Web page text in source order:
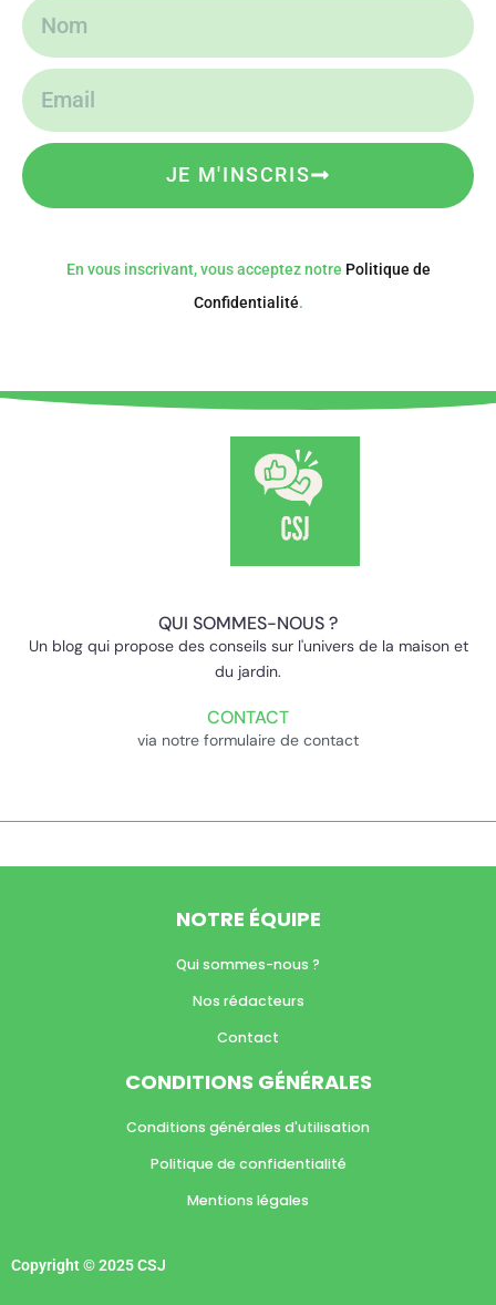
JE M'INSCRIS
En vous inscrivant, vous acceptez notre Politique de
Confidentialité.
QUI SOMMES-NOUS ?
Un blog qui propose des conseils sur l'univers de la maison et
du jardin.
CONTACT
via notre formulaire de contact
NOTRE ÉQUIPE
Qui sommes-nous ?
Nos rédacteurs
Contact
CONDITIONS GÉNÉRALES
Conditions générales d'utilisation
Politique de confidentialité
Mentions légales
Copyright © 2025 CSJ